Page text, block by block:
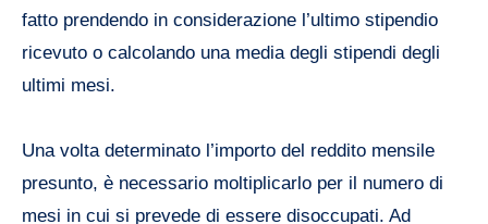
fatto prendendo in considerazione l’ultimo stipendio
ricevuto o calcolando una media degli stipendi degli
ultimi mesi.
Una volta determinato l’importo del reddito mensile
presunto, è necessario moltiplicarlo per il numero di
mesi in cui si prevede di essere disoccupati. Ad